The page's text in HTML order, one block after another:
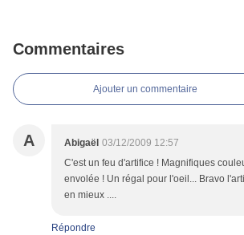
Commentaires
Ajouter un commentaire
A Abigaël 03/12/2009 12:57
C'est un feu d'artifice ! Magnifiques
envolée ! Un régal pour l'oeil... Bravo
en mieux ....
Répondre